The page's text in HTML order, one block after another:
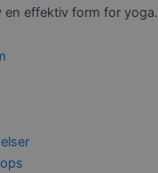
effektiv form for yoga.